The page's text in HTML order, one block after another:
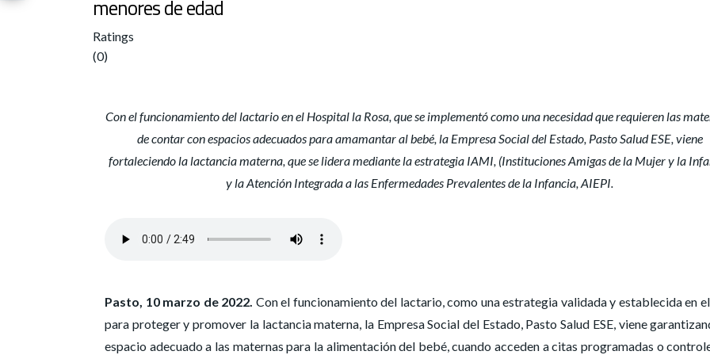
menores de edad
Ratings
(0)
Con el funcionamiento del lactario en el Hospital la Rosa, que se implementó como una necesidad que requieren las
de contar con espacios adecuados para amamantar al bebé, la Empresa Social del Estado, Pasto Salud ESE, viene
fortaleciendo la lactancia materna, que se lidera mediante la estrategia IAMI, (Instituciones Amigas de la Mujer y la
y la Atención Integrada a las Enfermedades Prevalentes de la Infancia, AIEPI.
Pasto, 10 marzo de 2022. Con el funcionamiento del lactario, como una estrategia validada y establecida en
para proteger y promover la lactancia materna, la Empresa Social del Estado, Pasto Salud ESE, viene
espacio adecuado a las maternas para la alimentación del bebé, cuando acceden a citas programadas o